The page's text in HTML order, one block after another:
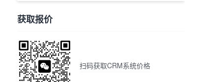
获取报价
扫码获取CRM系统价格